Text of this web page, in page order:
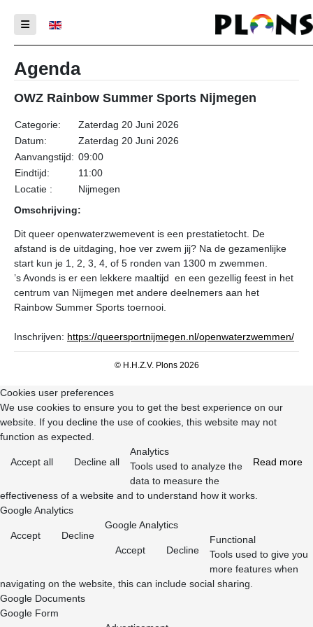
Selecteer de taal
Agenda
OWZ Rainbow Summer Sports Nijmegen
Categorie:
Zaterdag 20 Juni 2026
Datum:
Zaterdag 20 Juni 2026
Aanvangstijd: 09:00
Eindtijd:
11:00
Locatie :
Nijmegen
Omschrijving:
Dit queer openwaterzwemevent is een prestatietocht. De
afstand is de uitdaging, hoe ver zwem jij? Na de gezamenlijke
start kun je 1, 2, 3, 4, of 5 ronden van 1300 m zwemmen.
’s Avonds is er een lekkere maaltijd en een gezellig feest in het
centrum van Nijmegen met andere deelnemers aan het
Rainbow Summer Sports toernooi.
Inschrijven: https://queersportnijmegen.nl/openwaterzwemmen/
© H.H.Z.V. Plons 2026
Cookies user preferences
We use cookies to ensure you to get the best experience on our
website. If you decline the use of cookies, this website may not
function as expected.
Accept all Decline all Read more
Analytics
Tools used to analyze the
data to measure the
effectiveness of a website and to understand how it works.
Google Analytics
Accept Decline
Google Analytics
Accept Decline
Functional
Tools used to give you
more features when
navigating on the website, this can include social sharing.
Google Documents
Google Form